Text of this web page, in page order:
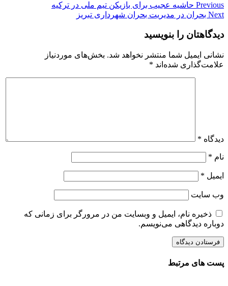
Previous حاشیه عجیب برای بازیکن تیم ملی در ترکیه
Next بحران در مدیریت بحران شهرداری تبریز
دیدگاهتان را بنویسید
نشانی ایمیل شما منتشر نخواهد شد. بخش‌های موردنیاز
علامت‌گذاری شده‌اند *
دیدگاه *
نام *
ایمیل *
وب‌ سایت
ذخیره نام، ایمیل و وبسایت من در مرورگر برای زمانی که
دوباره دیدگاهی می‌نویسم.
پست های مرتبط